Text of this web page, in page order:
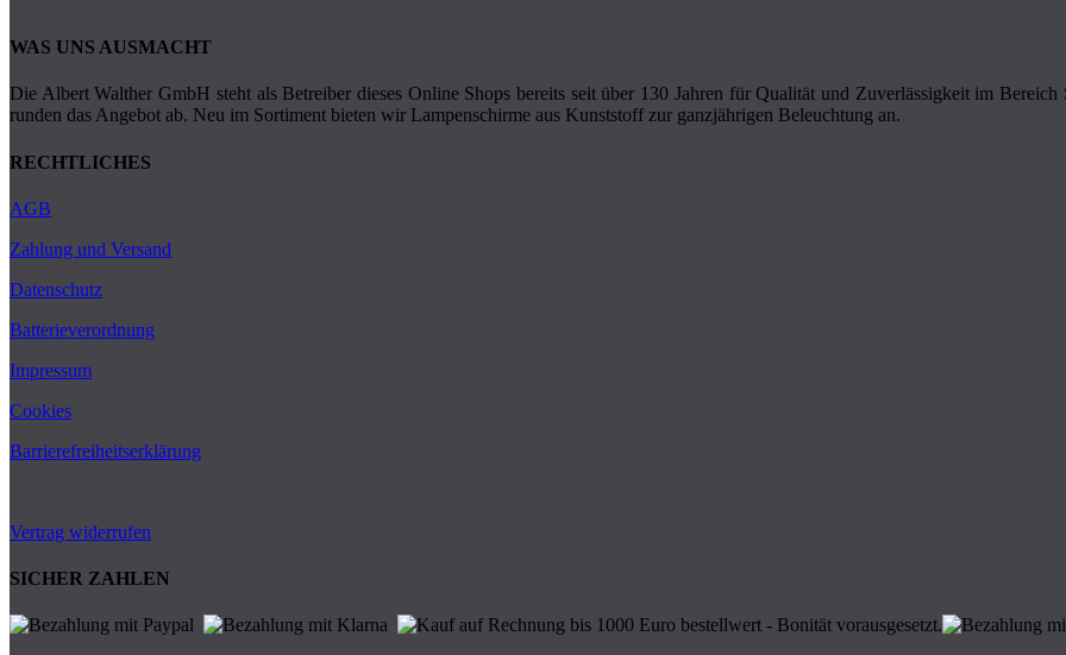
WAS UNS AUSMACHT
Die Albert Walther GmbH steht als Betreiber dieses Online Shops bereits seit über 130 Jahren für Qualität und Zuverlässigkeit im
runden das Angebot ab. Neu im Sortiment bieten wir Lampenschirme aus Kunststoff zur ganzjährigen Beleuchtung an.
RECHTLICHES
AGB
Zahlung und Versand
Datenschutz
Batterieverordnung
Impressum
Cookies
Barrierefreiheitserklärung
Vertrag widerrufen
SICHER ZAHLEN